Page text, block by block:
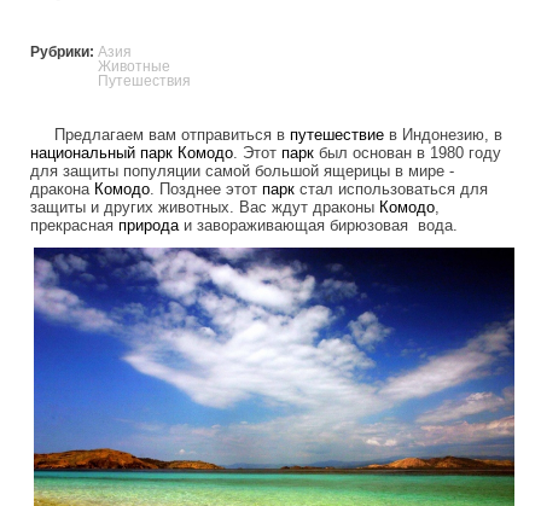
Рубрики: Азия
Животные
Путешествия
Предлагаем вам отправиться в путешествие в Индонезию, в
национальный парк Комодо. Этот парк был основан в 1980 году
для защиты популяции самой большой ящерицы в мире -
дракона Комодо. Позднее этот парк стал использоваться для
защиты и других животных. Вас ждут драконы Комодо,
прекрасная природаи завораживающая бирюзовая вода.
komodo_national_park.jpg